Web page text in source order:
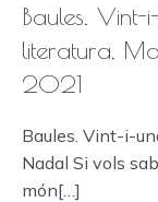
Baules.
literatura,
2021
Baules. Vint-i-
Nadal Si vols
món[…]